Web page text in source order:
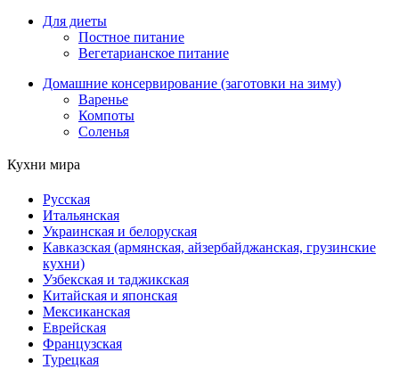
Для диеты
Постное питание
Вегетарианское питание
Домашние консервирование (заготовки на зиму)
Варенье
Компоты
Соленья
Кухни мира
Русская
Итальянская
Украинская и белоруская
Кавказская (армянская, айзербайджанская, грузинские
кухни)
Узбекская и таджикская
Китайская и японская
Мексиканская
Еврейская
Французская
Турецкая